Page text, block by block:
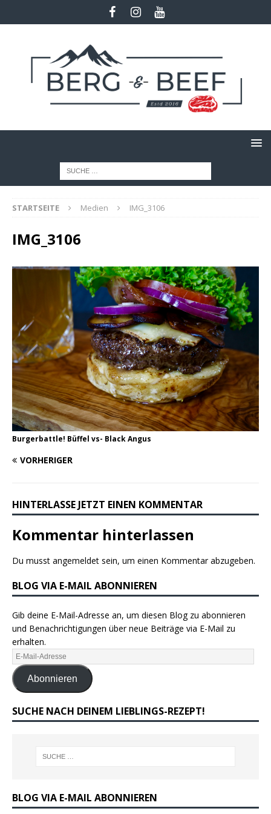
STARTSEITE Medien IMG_3106
IMG_3106
Burgerbattle! Büffel vs- Black Angus
VORHERIGER
HINTERLASSE JETZT EINEN KOMMENTAR
Kommentar hinterlassen
Du musst angemeldet sein, um einen Kommentar abzugeben.
BLOG VIA E-MAIL ABONNIEREN
Gib deine E-Mail-Adresse an, um diesen Blog zu abonnieren
und Benachrichtigungen über neue Beiträge via E-Mail zu
erhalten.
Abonnieren
SUCHE NACH DEINEM LIEBLINGS-REZEPT!
BLOG VIA E-MAIL ABONNIEREN